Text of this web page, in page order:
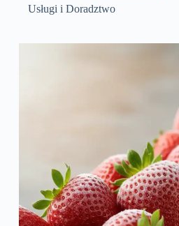
Usługi i Doradztwo